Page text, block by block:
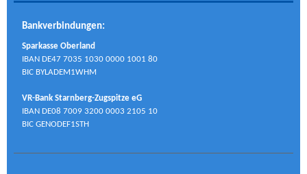
Bankverbindungen:
Sparkasse Oberland
IBAN DE47 7035 1030 0000 1001 80
BIC BYLADEM1WHM
VR-Bank Starnberg-Zugspitze eG
IBAN DE08 7009 3200 0003 2105 10
BIC GENODEF1STH